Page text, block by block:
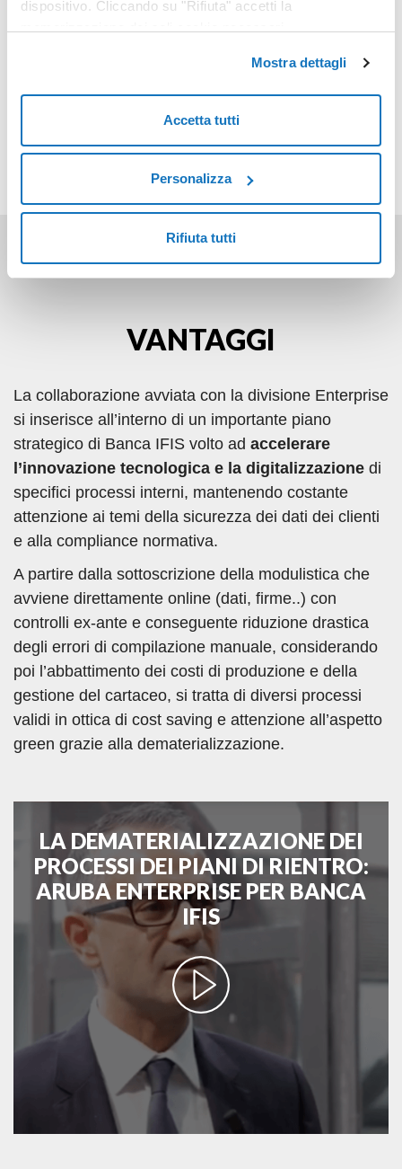
dispositivo. Cliccando su "Rifiuta" accetti la
Mostra dettagli
Accetta tutti
Personalizza
Rifiuta tutti
file audio prodotti durante le operazioni dei
call center.
VANTAGGI
La collaborazione avviata con la divisione Enterprise
si inserisce all’interno di un importante piano
strategico di Banca IFIS volto ad accelerare
l’innovazione tecnologica e la digitalizzazione di
specifici processi interni, mantenendo costante
attenzione ai temi della sicurezza dei dati dei clienti
e alla compliance normativa.
A partire dalla sottoscrizione della modulistica che
avviene direttamente online (dati, firme..) con
controlli ex-ante e conseguente riduzione drastica
degli errori di compilazione manuale, considerando
poi l’abbattimento dei costi di produzione e della
gestione del cartaceo, si tratta di diversi processi
validi in ottica di cost saving e attenzione all’aspetto
green grazie alla dematerializzazione.
LA DEMATERIALIZZAZIONE DEI
PROCESSI DEI PIANI DI RIENTRO:
ARUBA ENTERPRISE PER BANCA
IFIS